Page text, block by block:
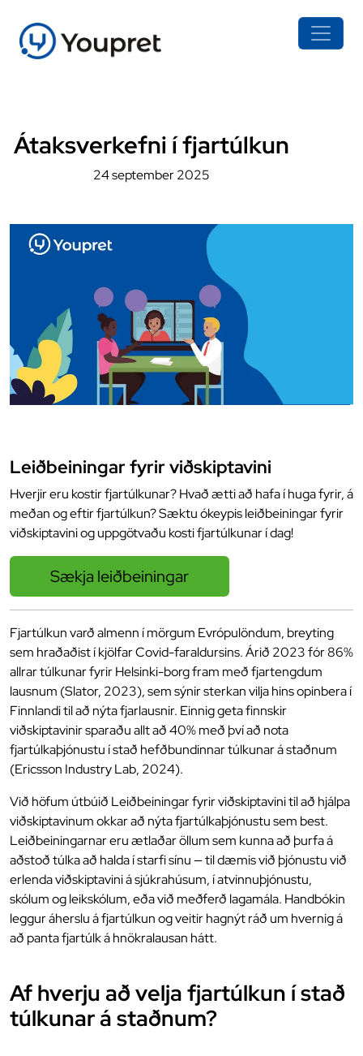
Átaksverkefni í fjartúlkun
24 september 2025
Leiðbeiningar fyrir viðskiptavini
Hverjir eru kostir fjartúlkunar? Hvað ætti að hafa í huga fyrir, á
meðan og eftir fjartúlkun? Sæktu ókeypis leiðbeiningar fyrir
viðskiptavini og uppgötvaðu kosti fjartúlkunar í dag!
Sækja leiðbeiningar
Fjartúlkun varð almenn í mörgum Evrópulöndum, breyting
sem hraðaðist í kjölfar Covid-faraldursins. Árið 2023 fór 86%
allrar túlkunar fyrir Helsinki-borg fram með fjartengdum
lausnum (Slator, 2023), sem sýnir sterkan vilja hins opinbera í
Finnlandi til að nýta fjarlausnir. Einnig geta finnskir
viðskiptavinir sparaðu allt að 40% með því að nota
fjartúlkaþjónustu í stað hefðbundinnar túlkunar á staðnum
(Ericsson Industry Lab, 2024).
Við höfum útbúið Leiðbeiningar fyrir viðskiptavini til að hjálpa
viðskiptavinum okkar að nýta fjartúlkaþjónustu sem best.
Leiðbeiningarnar eru ætlaðar öllum sem kunna að þurfa á
aðstoð túlka að halda í starfi sínu — til dæmis við þjónustu við
erlenda viðskiptavini á sjúkrahúsum, í atvinnuþjónustu,
skólum og leikskólum, eða við meðferð lagamála. Handbókin
leggur áherslu á fjartúlkun og veitir hagnýt ráð um hvernig á
að panta fjartúlk á hnökralausan hátt.
Af hverju að velja fjartúlkun í stað
túlkunar á staðnum?